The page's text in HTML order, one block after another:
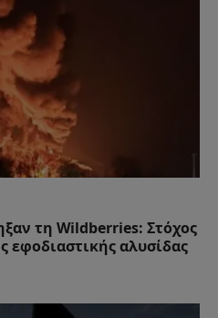
τη Wildberries: Στόχος
εφοδιαστικής αλυσίδας